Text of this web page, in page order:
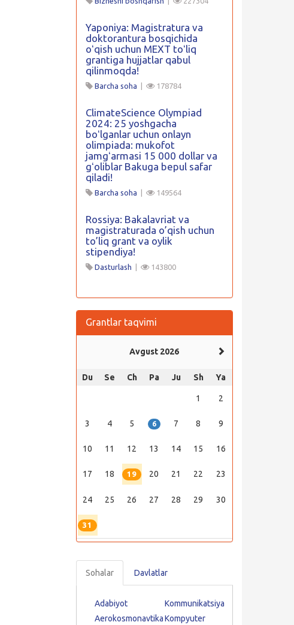
Yaponiya: Magistratura va
doktorantura bosqichida
oʻqish uchun MEXT toʻliq
grantiga hujjatlar qabul
qilinmoqda!
Barcha soha 178784
ClimateScience Olympiad
2024: 25 yoshgacha
boʻlganlar uchun onlayn
olimpiada: mukofot
jamgʻarmasi 15 000 dollar va
gʻoliblar Bakuga bepul safar
qiladi!
Barcha soha 149564
Rossiya: Bakalavriat va
magistraturada o’qish uchun
to’liq grant va oylik
stipendiya!
Dasturlash 143800
Grantlar taqvimi
Avgust 2026
Du Se Ch Pa Ju Sh Ya
1 2
3 4 5 6 7 8 9
10 11 12 13 14 15 16
17 18 19 20 21 22 23
24 25 26 27 28 29 30
31
Sohalar Davlatlar
Adabiyot
Aerokosmonavtika
Kommunikatsiya
Kompyuter